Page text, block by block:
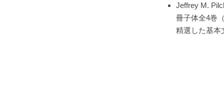
Jeffrey M.
冊子体全4巻
精選した基本